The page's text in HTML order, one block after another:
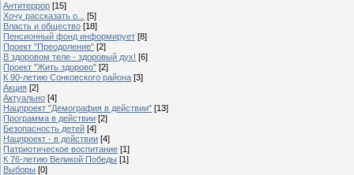
Антитеррор [15]
Хочу рассказать о...
[5]
Власть и общество [18]
Пенсионный фонд информирует [8]
Проект "Преодоление" [2]
В здоровом теле - здоровый дух! [6]
Проект "Жить здорово" [2]
К 90-летию Сонковского района [3]
Акция [2]
Актуально [4]
Нацпроект "Демография в действии" [13]
Программа в действии [2]
Безопасность детей [4]
Нацпроект - в действии [4]
Патриотическое воспитание [1]
К 76-летию Великой Победы [1]
Выборы [0]